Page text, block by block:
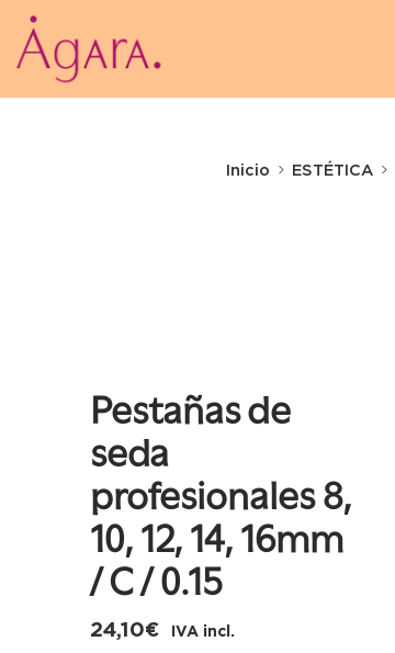
Inicio ESTÉTICA
Pestañas de
seda
profesionales 8,
10, 12, 14, 16mm
/ C / 0.15
24,10€ IVA incl.